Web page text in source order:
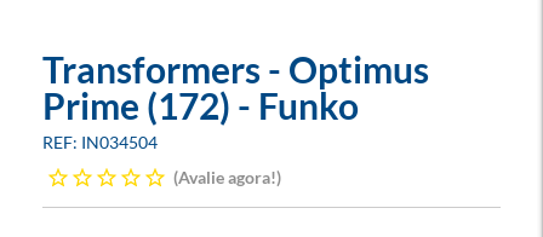
Transformers - Optimus
Prime (172) - Funko
IN034504
Avalie agora!